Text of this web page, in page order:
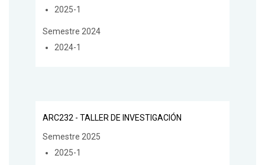
2025-1
Semestre 2024
2024-1
ARC232 - TALLER DE INVESTIGACIÓN
Semestre 2025
2025-1